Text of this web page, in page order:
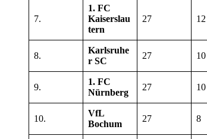
7.
1. FC
Kaiserslau
tern
27 12
8.
Karlsruhe
r SC
27 10
9.
1. FC
Nürnberg
27 10
10.
VfL
Bochum
27 8